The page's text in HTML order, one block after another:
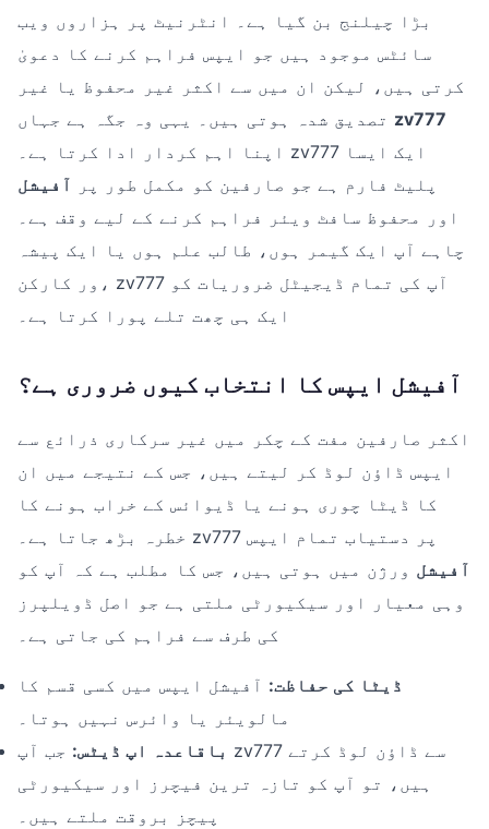
بڑا چیلنج بن گیا ہے۔ انٹرنیٹ پر ہزاروں ویب
سائٹس موجود ہیں جو ایپس فراہم کرنے کا دعویٰ
کرتی ہیں، لیکن ان میں سے اکثر غیر محفوظ یا غیر
zv777
اپنا اہم کردار ادا کرتا ہے۔ zv777 ایک ایسا
پلیٹ فارم ہے جو صارفین کو مکمل طور پر آفیشل
اور محفوظ سافٹ ویئر فراہم کرنے کے لیے وقف ہے۔
چاہے آپ ایک گیمر ہوں، طالب علم ہوں یا ایک پیشہ
ور کارکن، zv777 آپ کی تمام ڈیجیٹل ضروریات کو
ایک ہی چھت تلے پورا کرتا ہے۔
آفیشل ایپس کا انتخاب کیوں ضروری ہے؟
اکثر صارفین مفت کے چکر میں غیر سرکاری ذرائع سے
ایپس ڈاؤن لوڈ کر لیتے ہیں، جس کے نتیجے میں ان
کا ڈیٹا چوری ہونے یا ڈیوائس کے خراب ہونے کا
خطرہ بڑھ جاتا ہے۔ zv777 پر دستیاب تمام ایپس
آفیشل ورژن میں ہوتی ہیں، جس کا مطلب ہے کہ آپ کو
وہی معیار اور سیکیورٹی ملتی ہے جو اصل ڈویلپرز
کی طرف سے فراہم کی جاتی ہے۔
ڈیٹا کی حفاظت: آفیشل ایپس میں کسی قسم کا
مالویئر یا وائرس نہیں ہوتا۔
باقاعدہ اپ ڈیٹس: جب آپ zv777 سے ڈاؤن لوڈ کرتے
ہیں، تو آپ کو تازہ ترین فیچرز اور سیکیورٹی
پیچز بروقت ملتے ہیں۔